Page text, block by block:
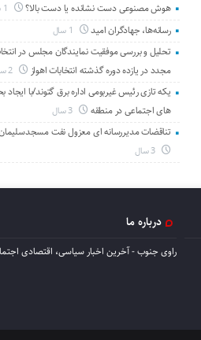
هوش مصنوعی دست نشانده یا دست بالا؟
رسانه‌ها، جهادگران امید
تحلیل و بررسی موفقیت نمایندگان مجلس در
مجدد در یازده دوره گذشته انتخابات اهواز
یکه تازی رئیس غیربومی اداره برق گتوند/با ایجاد
های اجتماعی در منطقه
تناقضات مدیررسانه ای معزول نفت
درباره ما
راوی جنوب - آخرین اخبار سیاسی، اقتصادی